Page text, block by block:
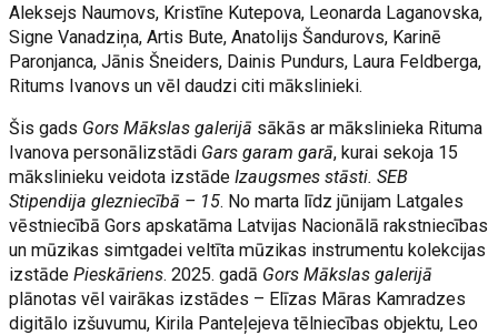
Aleksejs Naumovs, Kristīne Kutepova, Leonarda Laganovska,
Signe Vanadziņa, Artis Bute, Anatolijs Šandurovs, Karinē
Paronjanca, Jānis Šneiders, Dainis Pundurs, Laura Feldberga,
Ritums Ivanovs un vēl daudzi citi mākslinieki.
Šis gads Gors Mākslas galerijā sākās ar mākslinieka Rituma
Ivanova personālizstādi Gars garam garā, kurai sekoja 15
mākslinieku veidota izstādeIzaugsmes stāsti. SEB
Stipendija glezniecībā – 15. No marta līdz jūnijam Latgales
vēstniecībā Gors apskatāma Latvijas Nacionālā rakstniecības
un mūzikas simtgadei veltīta mūzikas instrumentu kolekcijas
izstādePieskāriens. 2025. gadā Gors Mākslas galerijā
plānotas vēl vairākas izstādes – Elīzas Māras Kamradzes
digitālo izšuvumu, Kirila Panteļejeva tēlniecības objektu, Leo